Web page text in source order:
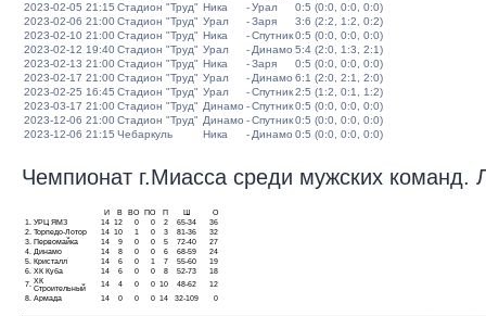
2023-02-05 21:15 Стадион "Труд" Ника -Урал
0:5 (0:0, 0:0, 0:0)
2023-02-06 21:00Стадион "Труд" Урал -Заря
3:6 (2:2, 1:2, 0:2)
2023-02-10 21:00Стадион "Труд" Ника -Спутник0:5 (0:0, 0:0, 0:0)
2023-02-12 19:40Стадион "Труд" Урал - Динамо 5:4 (2:0, 1:3, 2:1)
2023-02-13 21:00Стадион "Труд" Ника -Заря
0:5 (0:0, 0:0, 0:0)
2023-02-17 21:00Стадион "Труд" Урал - Динамо 6:1 (2:0, 2:1, 2:0)
2023-02-25 16:45 Стадион "Труд" Урал -Спутник2:5 (1:2, 0:1, 1:2)
2023-03-17 21:00Стадион "Труд" Динамо -Спутник0:5 (0:0, 0:0, 0:0)
2023-12-06 21:00Стадион "Труд" Динамо -Спутник0:5 (0:0, 0:0, 0:0)
2023-12-06 21:15 Чебаркуль Ника - Динамо 0:5 (0:0, 0:0, 0:0)
Чемпионат г.Миасса среди мужских команд.
И В ВО ПО П
О
1.
УРЦ ЯМЗ 14 12 0 0 2 65-34
36
2. Торпедо-Лотор 14 10 1 0 3 81-36
32
3.
Первомайка 14 9 0 0 5 72-40
27
4.
Динамо 14 8 0 0 6 68-59
24
5.
Кристалл 14 6 0 1 7 55-60
19
6. ХК Куба 14 6 0 0 8 52-73
18
7. ХК
Строительный
14 4 0 0 10 48-62
12
8. Армада 14 0 0 0 14 32-109 0